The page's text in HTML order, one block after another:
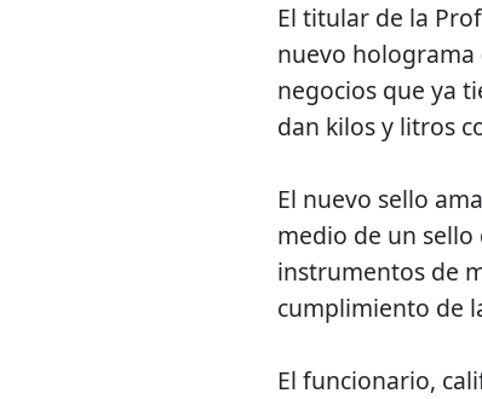
El titular de la
nuevo holograma
negocios que ya
dan kilos y litros
El nuevo sello
medio de un
instrumentos de
cumplimiento de
El funcionario,